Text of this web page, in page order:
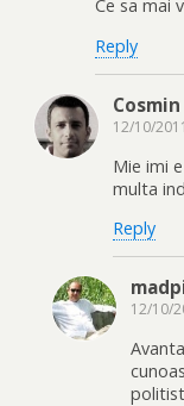
Ce sa mai
Reply
Cosmin
12/10/2011
Mie imi
multa
Reply
12/10/